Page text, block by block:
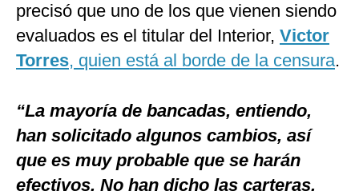
precisó que uno de los que vienen siendo
evaluados es el titular del Interior, Victor
Torres, quien está al borde de la censura.
“La mayoría de bancadas, entiendo,
han solicitado algunos cambios, así
que es muy probable que se harán
efectivos. No han dicho las carteras,